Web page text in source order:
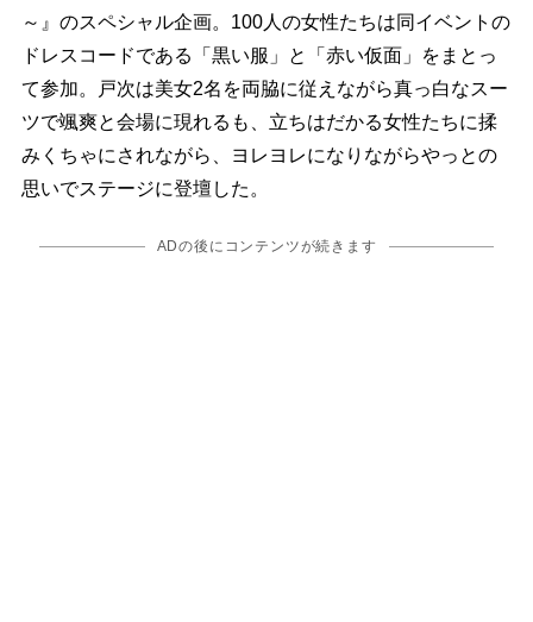
～』のスペシャル企画。100人の女性たちは同イベントの
ドレスコードである「黒い服」と「赤い仮面」をまとっ
て参加。戸次は美女2名を両脇に従えながら真っ白なスー
ツで颯爽と会場に現れるも、立ちはだかる女性たちに揉
みくちゃにされながら、ヨレヨレになりながらやっとの
思いでステージに登壇した。
ADの後にコンテンツが続きます